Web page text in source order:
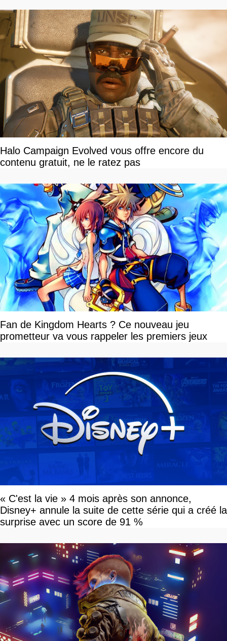
Halo Campaign Evolved vous offre encore du
contenu gratuit, ne le ratez pas
Fan de Kingdom Hearts ? Ce nouveau jeu
prometteur va vous rappeler les premiers jeux
« C'est la vie » 4 mois après son annonce,
Disney+ annule la suite de cette série qui a créé la
surprise avec un score de 91 %